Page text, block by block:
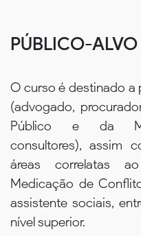
PÚBLICO-ALVO
O curso é destinado a
(advogado,
Público e da
consultores), assim
áreas correlatas
Medicação de
assistente sociais,
nível superior.